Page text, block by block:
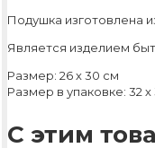
Подушка изготовлена
Является изделием
Размер: 26 х 30 см
Размер в упаковке: 32 х
С этим